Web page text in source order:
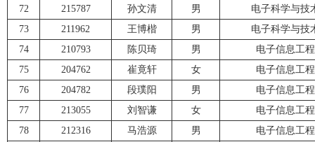
72
215787 孙文清 男
电子科学与技
73
211962 王博楷 男
电子科学与技
74
210793 陈贝琦 男
电子信息工程
75
204762 崔竟轩 女
电子信息工程
76
204782 段璞阳 男
电子信息工程
77
213055 刘智谦 女
电子信息工程
78
212316 马浩源 男
电子信息工程